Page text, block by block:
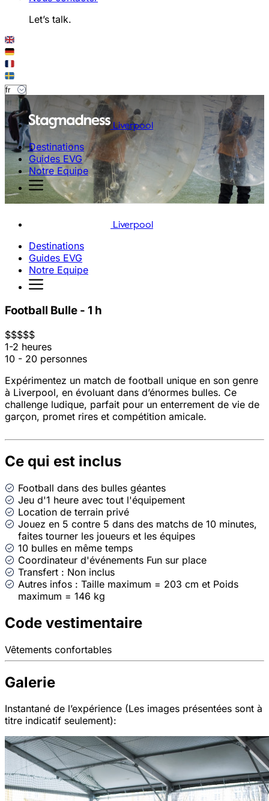
Let’s talk.
Liverpool
Destinations
Guides EVG
Notre Equipe
Liverpool
Destinations
Guides EVG
Notre Equipe
Football Bulle - 1 h
$$$$$
1-2 heures
10 - 20 personnes
Expérimentez un match de football unique en son genre
à Liverpool, en évoluant dans d’énormes bulles. Ce
challenge ludique, parfait pour un enterrement de vie de
garçon, promet rires et compétition amicale.
Ce qui est inclus
Football dans des bulles géantes
Jeu d'1 heure avec tout l'équipement
Location de terrain privé
Jouez en 5 contre 5 dans des matchs de 10 minutes,
faites tourner les joueurs et les équipes
10 bulles en même temps
Coordinateur d'événements Fun sur place
Transfert : Non inclus
Autres infos : Taille maximum = 203 cm et Poids
maximum = 146 kg
Code vestimentaire
Vêtements confortables
Galerie
Instantané de l’expérience (Les images présentées sont à
titre indicatif seulement):